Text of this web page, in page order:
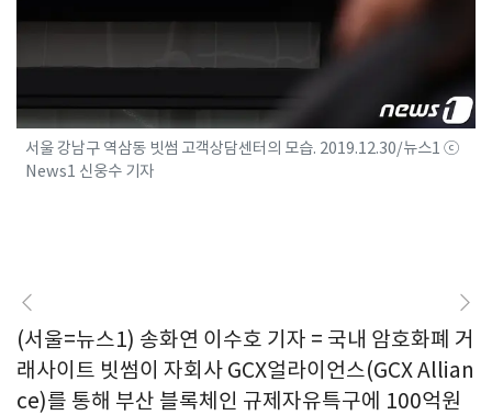
서울 강남구 역삼동 빗썸 고객상담센터의 모습. 2019.12.30/뉴스1 ⓒ
News1 신웅수 기자
(서울=뉴스1) 송화연 이수호 기자 = 국내 암호화폐 거
래사이트 빗썸이 자회사 GCX얼라이언스(GCX Allian
ce)를 통해 부산 블록체인 규제자유특구에 100억원